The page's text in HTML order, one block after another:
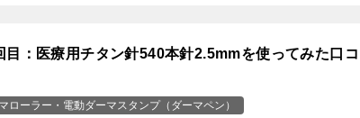
目：医療用チタン針540本針2.5mmを使ってみた口コ
ローラー・電動ダーマスタンプ（ダーマペン）